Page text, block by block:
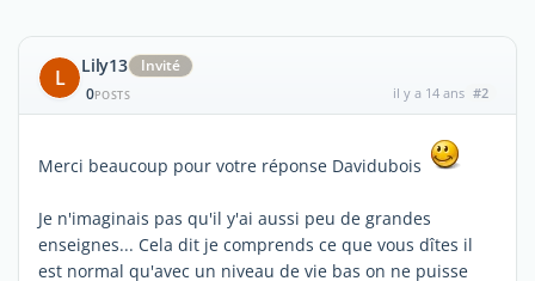
L Lily13
Invité
0POSTS il y a 14 ans #2
Merci beaucoup pour votre réponse Davidubois
Je n'imaginais pas qu'il y'ai aussi peu de grandes
enseignes... Cela dit je comprends ce que vous dîtes il
est normal qu'avec un niveau de vie bas on ne puisse